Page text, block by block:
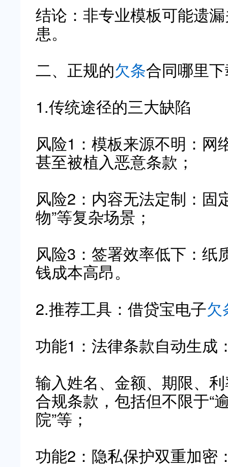
结论：非专业模板可能遗
患。
二、正规的欠条合同哪里
1.传统途径的三大缺陷
风险1：模板来源不明：网
甚至被植入恶意条款；
风险2：内容无法定制：固
物”等复杂场景；
风险3：签署效率低下：纸
钱成本高昂。
2.推荐工具：借贷宝电子欠
功能1：法律条款自动生成
输入姓名、金额、期限、
合规条款，包括但不限于“
院”等；
功能2：隐私保护双重加密